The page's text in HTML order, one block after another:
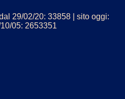
29/02/20: 33858 | sito oggi:
05: 2653351